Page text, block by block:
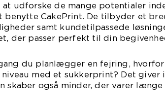
udforske de mange potentialer
benytte CakePrint. De tilbyder et
samt kundetilpassede
der passer perfekt til din
du planlægger en fejring, hvorfor
med et sukkerprint? Det giver
skaber også minder, der varer